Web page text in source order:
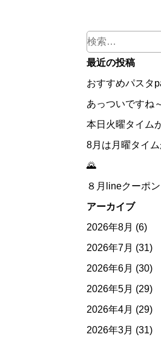
検
索:
最近の投稿
おすすめパスタ
あっついですね
本日火曜タイム
8月は月曜タイ
🌄
８月lineクーポ
アーカイブ
2026年8月 (6)
2026年7月 (31)
2026年6月 (30)
2026年5月 (29)
2026年4月 (29)
2026年3月 (31)